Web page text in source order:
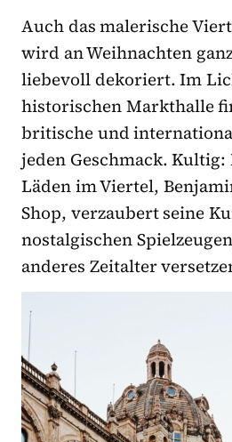
Auch das malerische
wird an Weihnachten
liebevoll dekoriert. Im
historischen Markthalle
britische und
jeden Geschmack.
Läden im Viertel,
Shop, verzaubert seine
nostalgischen
anderes Zeitalter